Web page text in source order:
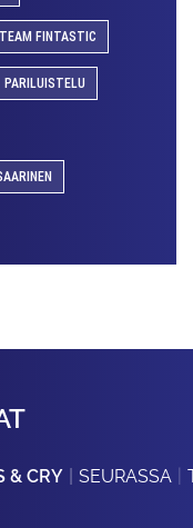
TEAM FINTASTIC
PARILUISTELU
& CRY SEURASSA